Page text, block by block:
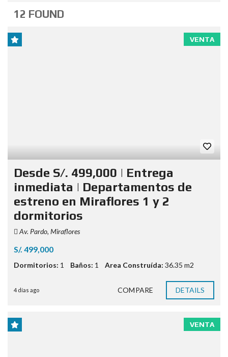
12 FOUND
VENTA
Desde S/. 499,000 | Entrega
inmediata | Departamentos de
estreno en Miraflores 1 y 2
dormitorios
Av. Pardo, Miraflores
S/. 499,000
Dormitorios: 1 Baños: 1 Area Construída: 36.35 m2
4 días ago COMPARE DETAILS
VENTA